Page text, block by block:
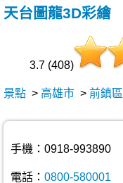
天台圖龍3D彩繪
3.7 (408)
景點 > 高雄市 > 前鎮區
手機：0918-993890
電話： 0800-580001